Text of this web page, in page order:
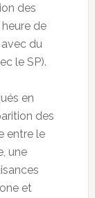
des
de
du
le SP).
en
des
entre le
une
et